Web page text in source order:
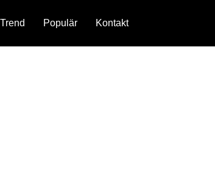
Trend Populär Kontakt